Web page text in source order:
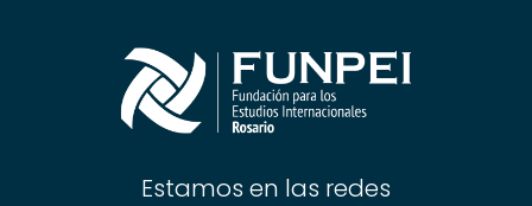
Estamos en las redes